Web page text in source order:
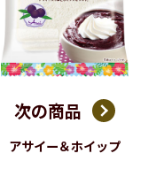
次の商品
アサイー＆ホイップ